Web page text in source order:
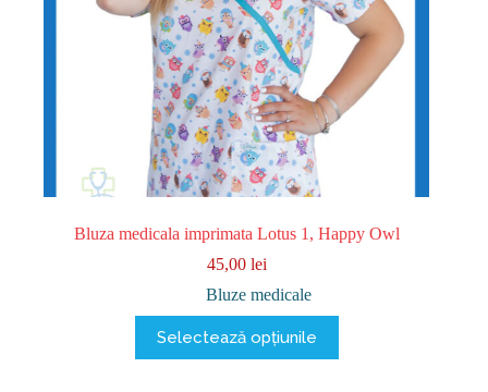
Bluza medicala imprimata Lotus 1, Happy Owl
45,00 lei
Bluze medicale
Selectează opțiunile
produs
are